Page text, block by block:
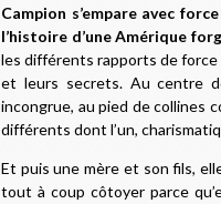
Campion s’empare avec
l’histoire d’une Amérique
les différents rapports de force
et leurs secrets. Au centre
incongrue, au pied de collines
différents dont l’un,
Et puis une mère et son fils,
tout à coup côtoyer parce